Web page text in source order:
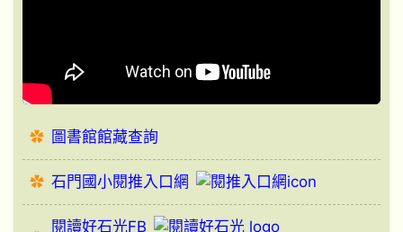
圖書館館藏查詢
石門國小閱推入口網
閱讀好石光FB